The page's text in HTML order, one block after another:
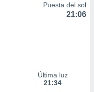
Puesta del sol
21:06
Última luz
21:34